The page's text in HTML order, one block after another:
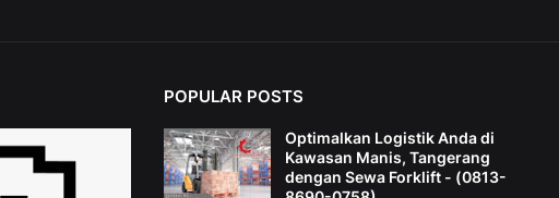
POPULAR POSTS
Optimalkan Logistik Anda di
Kawasan Manis, Tangerang
dengan Sewa Forklift - (0813-